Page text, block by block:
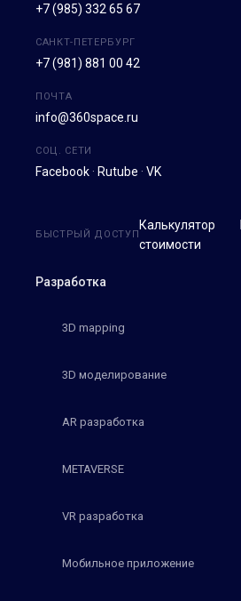
+7 (985) 332 65 67
САНКТ-ПЕТЕРБУРГ
+7 (981) 881 00 42
ПОЧТА
info@360space.ru
СОЦ. СЕТИ
Facebook · Rutube · VK
Разработка
3D mapping
3D моделирование
AR разработка
METAVERSE
VR разработка
Мобильное приложение
БЫСТРЫЙ ДОСТУП
Калькулятор
стоимости